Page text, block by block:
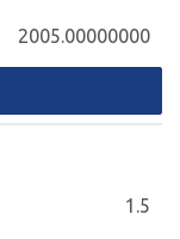
2005.00000000
1.5